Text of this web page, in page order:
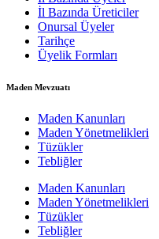
İl Bazında Üreticiler
Onursal Üyeler
Tarihçe
Üyelik Formları
Maden Mevzuatı
Maden Kanunları
Maden Yönetmelikleri
Tüzükler
Tebliğler
Maden Kanunları
Maden Yönetmelikleri
Tüzükler
Tebliğler